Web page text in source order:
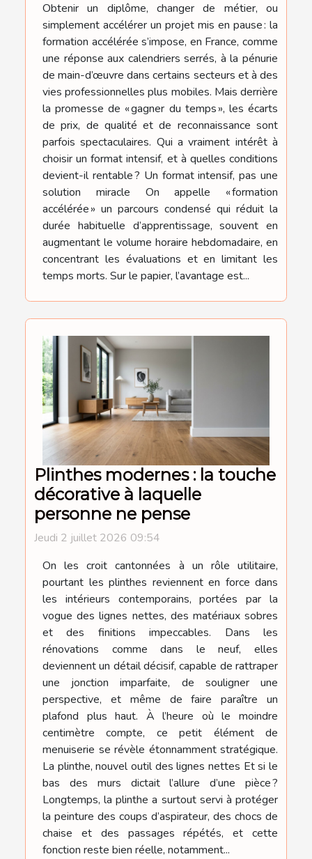
Obtenir un diplôme, changer de métier, ou
simplement accélérer un projet mis en pause : la
formation accélérée s’impose, en France, comme
une réponse aux calendriers serrés, à la pénurie
de main-d’œuvre dans certains secteurs et à des
vies professionnelles plus mobiles. Mais derrière
la promesse de « gagner du temps », les écarts
de prix, de qualité et de reconnaissance sont
parfois spectaculaires. Qui a vraiment intérêt à
choisir un format intensif, et à quelles conditions
devient-il rentable ? Un format intensif, pas une
solution miracle On appelle « formation
accélérée » un parcours condensé qui réduit la
durée habituelle d’apprentissage, souvent en
augmentant le volume horaire hebdomadaire, en
concentrant les évaluations et en limitant les
temps morts. Sur le papier, l’avantage est...
Plinthes modernes : la touche
décorative à laquelle
personne ne pense
Jeudi 2 juillet 2026 09:54
On les croit cantonnées à un rôle utilitaire,
pourtant les plinthes reviennent en force dans
les intérieurs contemporains, portées par la
vogue des lignes nettes, des matériaux sobres
et des finitions impeccables. Dans les
rénovations comme dans le neuf, elles
deviennent un détail décisif, capable de rattraper
une jonction imparfaite, de souligner une
perspective, et même de faire paraître un
plafond plus haut. À l’heure où le moindre
centimètre compte, ce petit élément de
menuiserie se révèle étonnamment stratégique.
La plinthe, nouvel outil des lignes nettes Et si le
bas des murs dictait l’allure d’une pièce ?
Longtemps, la plinthe a surtout servi à protéger
la peinture des coups d’aspirateur, des chocs de
chaise et des passages répétés, et cette
fonction reste bien réelle, notamment...